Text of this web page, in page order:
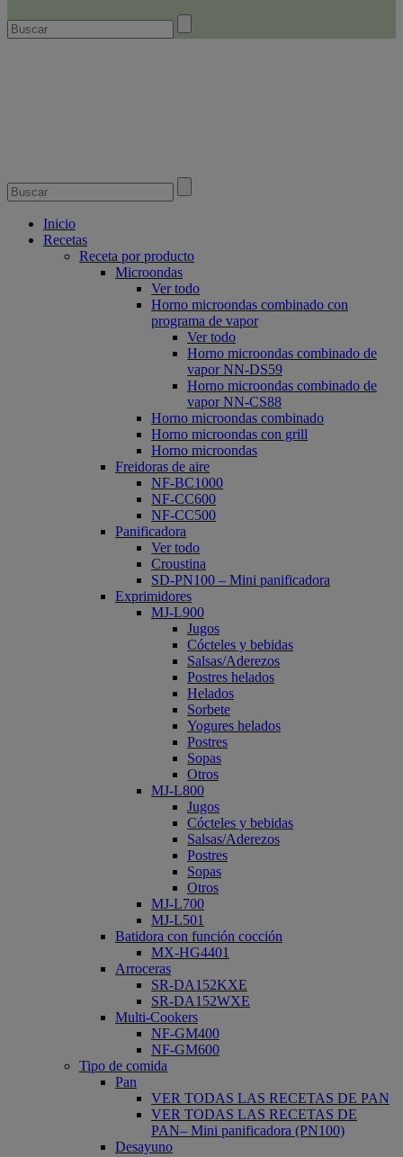
Inicio
Recetas
Receta por producto
Microondas
Ver todo
Horno microondas combinado con
programa de vapor
Ver todo
Horno microondas combinado de
vapor NN-DS59
Horno microondas combinado de
vapor NN-CS88
Horno microondas combinado
Horno microondas con grill
Horno microondas
Freidoras de aire
NF-BC1000
NF-CC600
NF-CC500
Panificadora
Ver todo
Croustina
SD-PN100 – Mini panificadora
Exprimidores
MJ-L900
Jugos
Cócteles y bebidas
Salsas/Aderezos
Postres helados
Helados
Sorbete
Yogures helados
Postres
Sopas
Otros
MJ-L800
Jugos
Cócteles y bebidas
Salsas/Aderezos
Postres
Sopas
Otros
MJ-L700
MJ-L501
Batidora con función cocción
MX-HG4401
Arroceras
SR-DA152KXE
SR-DA152WXE
Multi-Cookers
NF-GM400
NF-GM600
Tipo de comida
Pan
VER TODAS LAS RECETAS DE PAN
VER TODAS LAS RECETAS DE
PAN– Mini panificadora (PN100)
Desayuno